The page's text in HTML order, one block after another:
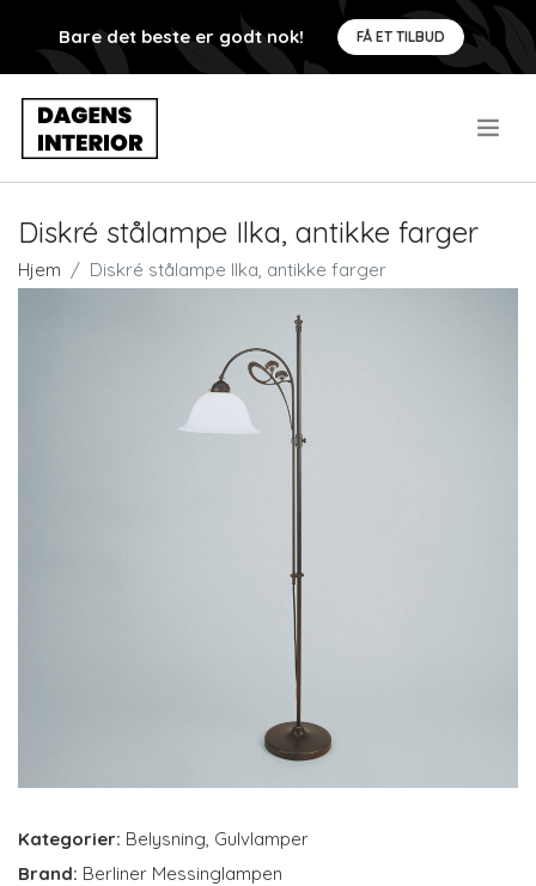
Bare det beste er godt nok! FÅ ET TILBUD
Diskré stålampe Ilka, antikke farger
Hjem Diskré stålampe Ilka, antikke farger
Kategorier: Belysning, Gulvlamper
Brand: Berliner Messinglampen